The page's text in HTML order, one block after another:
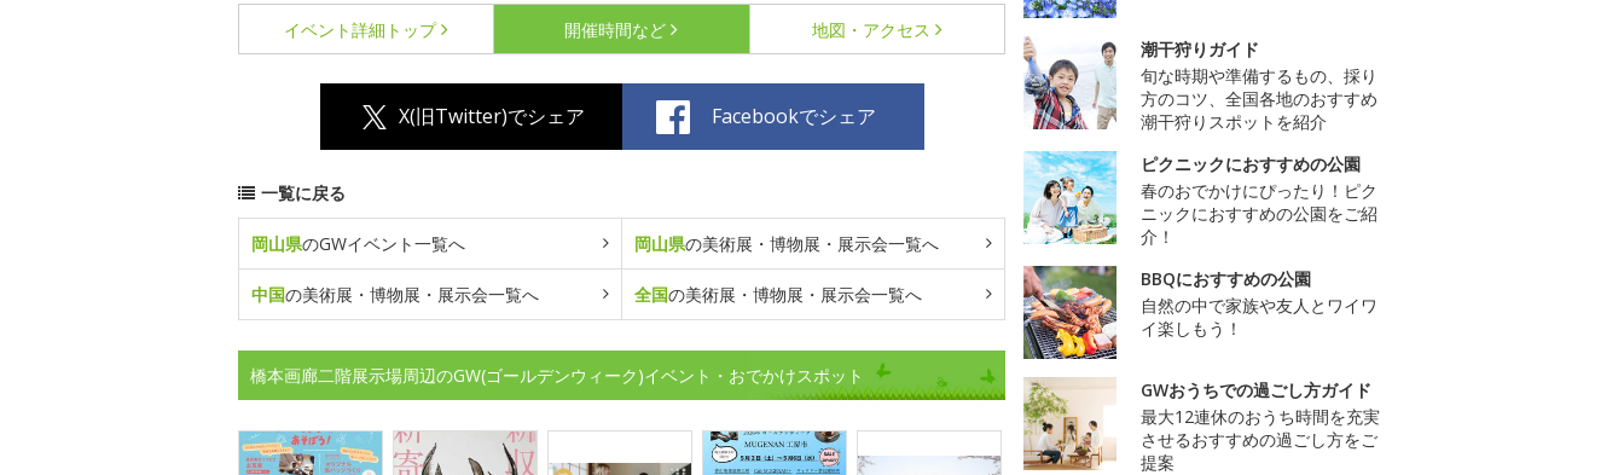
イベント詳細 トップ 開催時間など 地図・アクセス
X(旧Twitter)でシェア Facebookでシェア
一覧に戻る
岡山県のGWイベント一覧へ 岡山県の美術展・博物展・展示会一覧へ
中国の美術展・博物展・展示会一覧へ 全国の美術展・博物展・展示会一覧へ
橋本画廊二階展示場周辺のGW(ゴールデンウィーク)イベント・おでかけスポット
潮干狩りガイド
旬な時期や準備するもの、採り
方のコツ、全国各地のおすすめ
潮干狩りスポットを紹介
ピクニックにおすすめの公園
春のおでかけにぴったり！ピク
ニックにおすすめの公園をご紹
介！
BBQにおすすめの公園
自然の中で家族や友人とワイワ
イ楽しもう！
GWおうちでの過ごし方ガイド
最大12連休のおうち時間を充実
させるおすすめの過ごし方をご
提案